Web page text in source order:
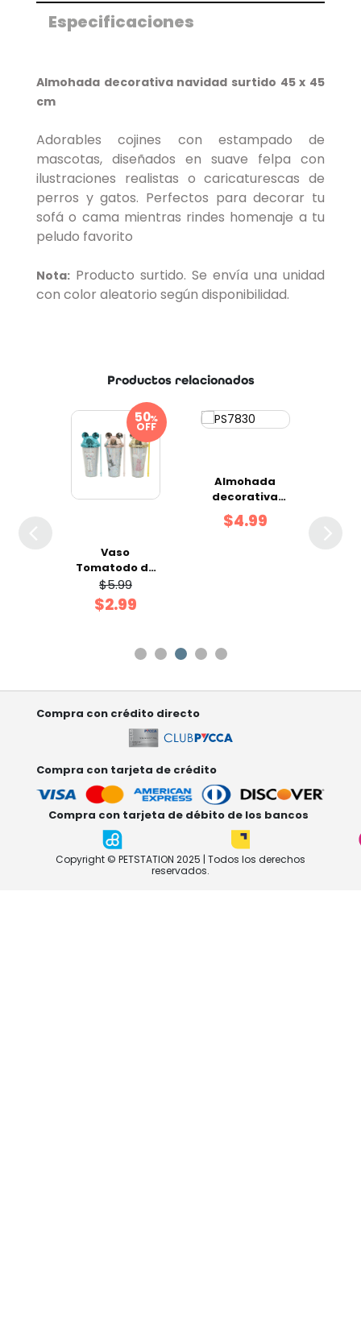
Especificaciones
Almohada decorativa navidad surtido 45 x 45
cm
Adorables cojines con estampado de
mascotas, diseñados en suave felpa con
ilustraciones realistas o caricaturescas de
perros y gatos. Perfectos para decorar tu
sofá o cama mientras rindes homenaje a tu
peludo favorito
Nota: Producto surtido. Se envía una unidad
con color aleatorio según disponibilidad.
Productos relacionados
%
OFF
Vaso
Tomatodo de
Diseño de
Gato con Tapa
380 ml Surtido
$5.99
$2.99
Almohada
decorativa
navidad
surtido 45 x 45
$4.99
Compra con crédito directo
Compra con tarjeta de crédito
Compra con tarjeta de débito de los bancos
Copyright © PETSTATION 2025 | Todos los derechos
reservados.